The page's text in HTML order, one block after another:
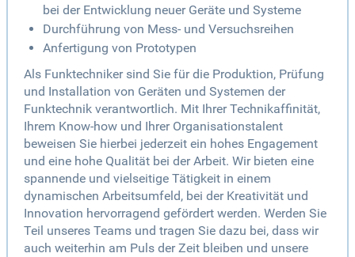
bei der Entwicklung neuer Geräte und Systeme
Durchführung von Mess- und Versuchsreihen
Anfertigung von Prototypen
Als Funktechniker sind Sie für die Produktion, Prüfung
und Installation von Geräten und Systemen der
Funktechnik verantwortlich. Mit Ihrer Technikaffinität,
Ihrem Know-how und Ihrer Organisationstalent
beweisen Sie hierbei jederzeit ein hohes Engagement
und eine hohe Qualität bei der Arbeit. Wir bieten eine
spannende und vielseitige Tätigkeit in einem
dynamischen Arbeitsumfeld, bei der Kreativität und
Innovation hervorragend gefördert werden. Werden Sie
Teil unseres Teams und tragen Sie dazu bei, dass wir
auch weiterhin am Puls der Zeit bleiben und unsere